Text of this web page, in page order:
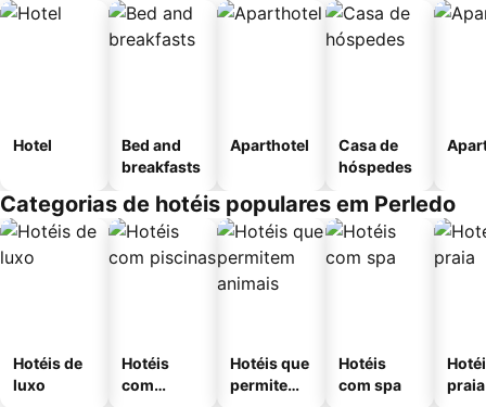
Hotel
Bed and
breakfasts
Aparthotel
Casa de
hóspedes
Categorias de hotéis populares em Perledo
Hotéis de
luxo
Hotéis
com
Hotéis que
permitem
Hotéis
com spa
praia